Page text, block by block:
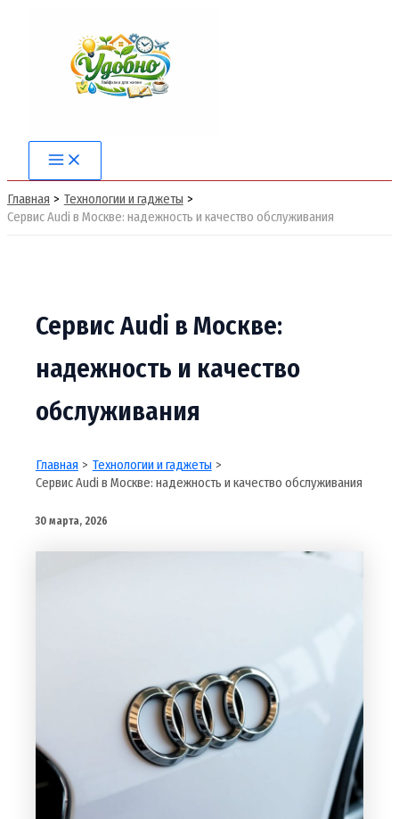
содержимому
Main
Menu
Главная
Технологии и гаджеты
Сервис Audi в Москве: надежность и качество обслуживания
Сервис Audi в Москве:
надежность и качество
обслуживания
Главная
Технологии и гаджеты
Сервис Audi в Москве: надежность и качество обслуживания
30 марта, 2026